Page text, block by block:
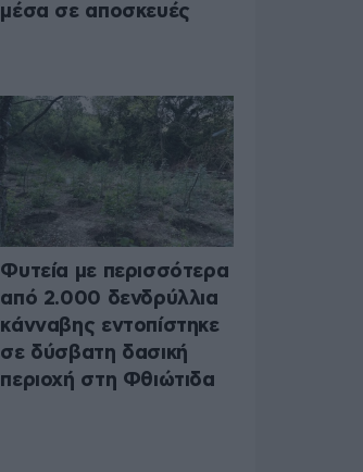
μέσα σε αποσκευές
Φυτεία με περισσότερα
από 2.000 δενδρύλλια
κάνναβης εντοπίστηκε
σε δύσβατη δασική
περιοχή στη Φθιώτιδα